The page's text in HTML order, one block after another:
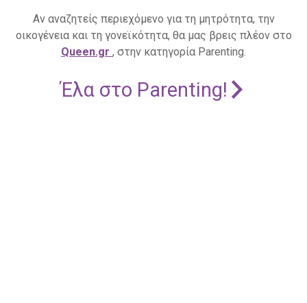
Αν αναζητείς περιεχόμενο για τη μητρότητα, την
οικογένεια και τη γονεϊκότητα, θα μας βρεις πλέον στο
Queen.gr , στην κατηγορία Parenting.
Έλα στο Parenting!